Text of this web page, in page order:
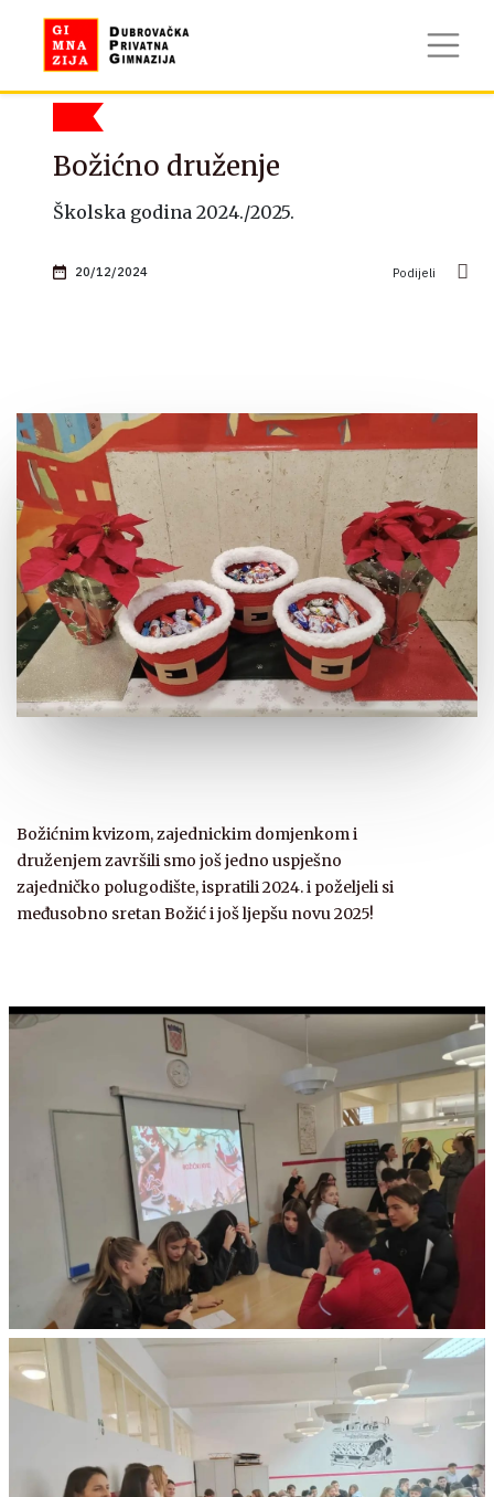
Božićno druženje
Školska godina 2024./2025.
20/12/2024 Podijeli
Božićnim kvizom, zajednickim domjenkom i
druženjem završili smo još jedno uspješno
zajedničko polugodište, ispratili 2024. i poželjeli si
međusobno sretan Božić i još ljepšu novu 2025!